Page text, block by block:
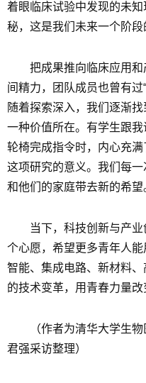
着眼临床试验中发现的未
秘，这是我们未来一个阶段
把成果推向临床应用
间精力，团队成员也曾有过
随着探索深入，我们逐渐
一种价值所在。有学生跟
轮椅完成指令时，内心充
这项研究的意义。我们每
和他们的家庭带去新的希望
当下，科技创新与产
个心愿，希望更多青年人
智能、集成电路、新材料
的技术变革，用青春力量改
（作者为清华大学生
君强采访整理）